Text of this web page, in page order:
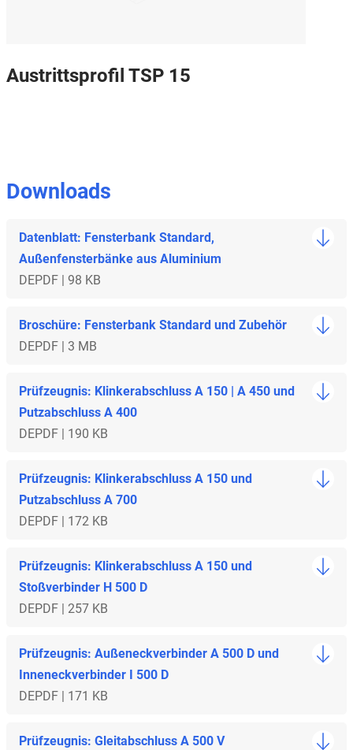
Austrittsprofil TSP 15
Downloads
Datenblatt: Fensterbank Standard,
Außenfensterbänke aus Aluminium
DEPDF | 98 KB
Broschüre: Fensterbank Standard und Zubehör
DEPDF | 3 MB
Prüfzeugnis: Klinkerabschluss A 150 | A 450 und
Putzabschluss A 400
DEPDF | 190 KB
Prüfzeugnis: Klinkerabschluss A 150 und
Putzabschluss A 700
DEPDF | 172 KB
Prüfzeugnis: Klinkerabschluss A 150 und
Stoßverbinder H 500 D
DEPDF | 257 KB
Prüfzeugnis: Außeneckverbinder A 500 D und
Inneneckverbinder I 500 D
DEPDF | 171 KB
Prüfzeugnis: Gleitabschluss A 500 V